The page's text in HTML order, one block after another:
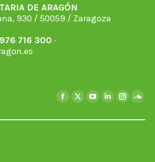
DE ARAGÓN
930 / 50059 / Zaragoza
716 300 ·
Facebook
X
YouTubeLinkedin